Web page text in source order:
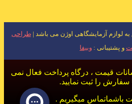
لوازم آزمایشگاهی اوژن می باشد |طراحی
و پشتیبانی : وبیفا
قیمت ، درگاه پرداخت فعال نمی
سفارش را ثبت نمایید.
باشماتماس میگیریم .